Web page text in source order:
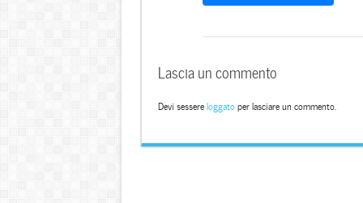
Lascia un commento
Devi sessereloggatoper lasciare un commento.